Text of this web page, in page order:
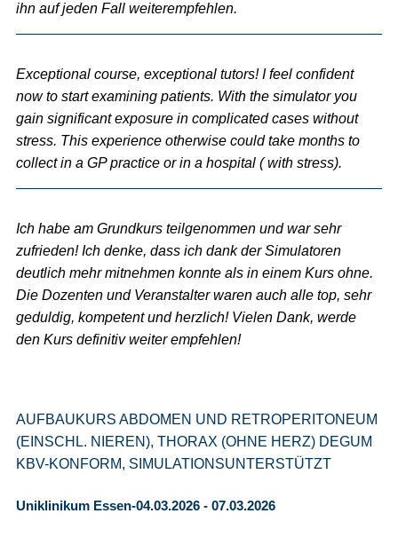
ihn auf jeden Fall weiterempfehlen.
Exceptional course, exceptional tutors! I feel confident
now to start examining patients. With the simulator you
gain significant exposure in complicated cases without
stress. This experience otherwise could take months to
collect in a GP practice or in a hospital ( with stress).
Ich habe am Grundkurs teilgenommen und war sehr
zufrieden! Ich denke, dass ich dank der Simulatoren
deutlich mehr mitnehmen konnte als in einem Kurs ohne.
Die Dozenten und Veranstalter waren auch alle top, sehr
geduldig, kompetent und herzlich! Vielen Dank, werde
den Kurs definitiv weiter empfehlen!
AUFBAUKURS ABDOMEN UND RETROPERITONEUM
(EINSCHL. NIEREN), THORAX (OHNE HERZ) DEGUM
KBV-KONFORM, SIMULATIONSUNTERSTÜTZT
Uniklinikum Essen-04.03.2026 - 07.03.2026